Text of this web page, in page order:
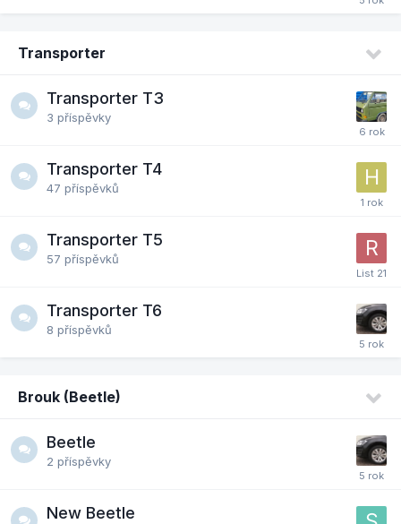
Transporter
Transporter T3
3 příspěvky
Transporter T4
47 příspěvků
Transporter T5
57 příspěvků
Transporter T6
8 příspěvků
Brouk (Beetle)
Beetle
2 příspěvky
New Beetle